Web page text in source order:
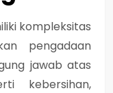
kompleksitas
pengadaan
jawab atas
kebersihan,